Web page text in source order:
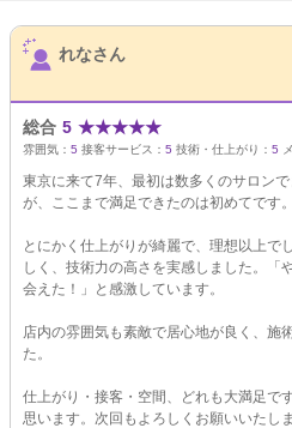
サロンPick Up
れなさん
総合 5 ★★★★★
雰囲気： 5 接客サービス： 5 技術・仕上がり： 5
東京に来て7年、最初は数多くのサロン
が、ここまで満足できたのは初めてです。
とにかく仕上がりが綺麗で、理想以上で
しく、技術力の高さを実感しました。「
会えた！」と感激しています。
店内の雰囲気も素敵で居心地が良く、施
た。
仕上がり・接客・空間、どれも大満足で
思います。次回もよろしくお願いいたしま